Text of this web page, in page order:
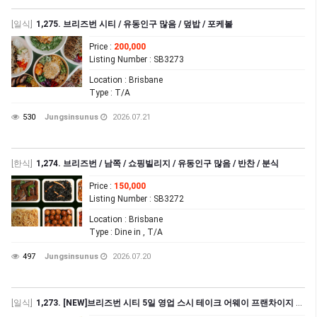
[일식] 1,275. 브리즈번 시티 / 유동인구 많음 / 덮밥 / 포케볼
Price : 200,000
Listing Number : SB3273
Location : Brisbane
Type : T/A
530 Jungsinsunus 2026.07.21
[한식] 1,274. 브리즈번 / 남쪽 / 쇼핑빌리지 / 유동인구 많음 / 반찬 / 분식
Price : 150,000
Listing Number : SB3272
Location : Brisbane
Type : Dine in , T/A
497 Jungsinsunus 2026.07.20
[일식] 1,273. [NEW]브리즈번 시티 5일 영업 스시 테이크 어웨이 프랜차이지 매매